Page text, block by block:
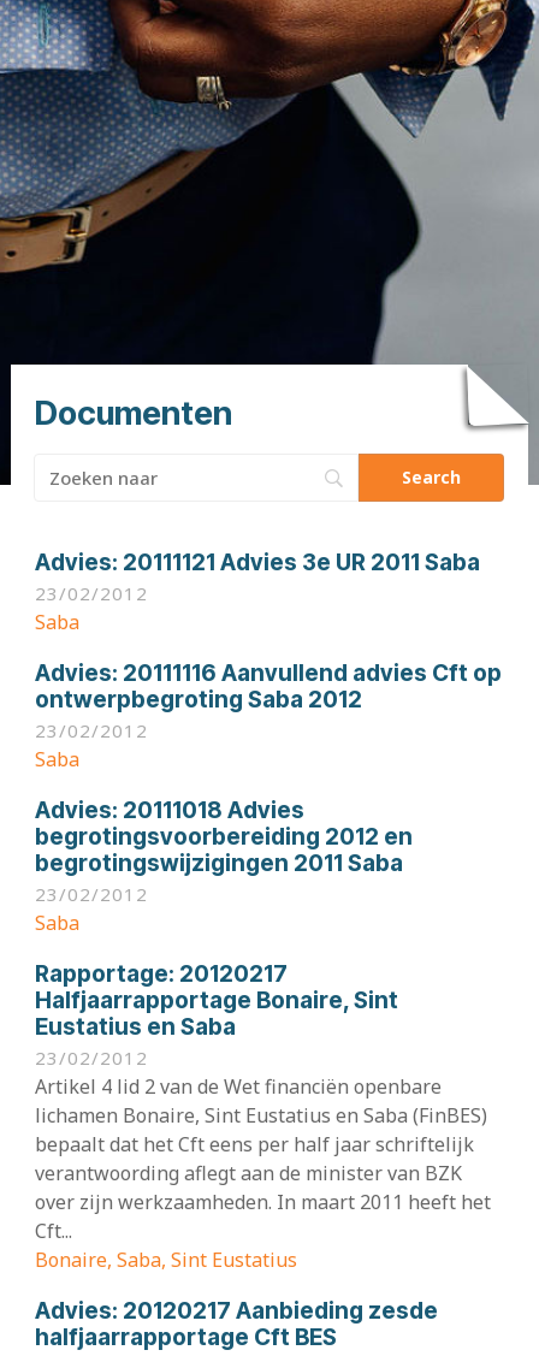
Documenten
Zoeken
Advies: 20111121 Advies 3e UR 2011 Saba
23/02/2012
Saba
Advies: 20111116 Aanvullend advies Cft op
ontwerpbegroting Saba 2012
23/02/2012
Saba
Advies: 20111018 Advies
begrotingsvoorbereiding 2012 en
begrotingswijzigingen 2011 Saba
23/02/2012
Saba
Rapportage: 20120217
Halfjaarrapportage Bonaire, Sint
Eustatius en Saba
23/02/2012
Artikel 4 lid 2 van de Wet financiën openbare
lichamen Bonaire, Sint Eustatius en Saba (FinBES)
bepaalt dat het Cft eens per half jaar schriftelijk
verantwoording aflegt aan de minister van BZK
over zijn werkzaamheden. In maart 2011 heeft het
Cft...
Bonaire, Saba, Sint Eustatius
Advies: 20120217 Aanbieding zesde
halfjaarrapportage Cft BES